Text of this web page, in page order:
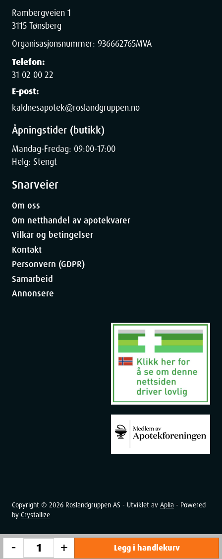
- + Legg i handlekurv
Rambergveien 1
3115 Tønsberg
Organisasjonsnummer: 936662765MVA
Telefon:
31 02 00 22
E-post:
kaldnesapotek@roslandgruppen.no
Åpningstider (butikk)
Mandag-Fredag: 09:00-17:00
Helg: Stengt
Snarveier
Om oss
Om netthandel av apotekvarer
Vilkår og betingelser
Kontakt
Personvern (GDPR)
Samarbeid
Annonsere
Copyright © 2026 Roslandgruppen AS - Utviklet av Aplia - Powered
by Crystallize